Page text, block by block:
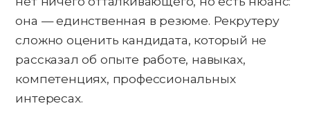
она — единственная в резюме. Рекрутеру
сложно оценить кандидата, который не
рассказал об опыте работе, навыках,
компетенциях, профессиональных
интересах.